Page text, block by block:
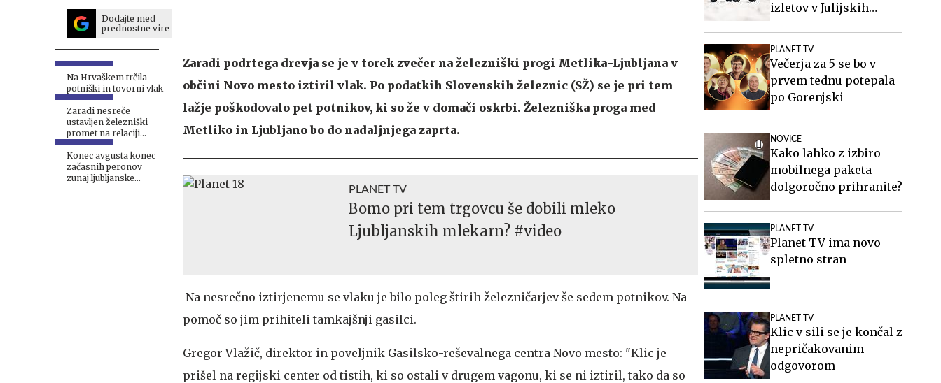
Dodajte med
prednostne vire
Na Hrvaškem trčila
potniški in tovorni vlak
Zaradi nesreče
ustavljen železniški
promet na relaciji
Podbrdo–Nova Gorica
Konec avgusta konec
začasnih peronov
zunaj ljubljanske
Zaradi podrtega drevja se je v torek zvečer na železniški progi Metlika−Ljubljana v
občini Novo mesto iztiril vlak. Po podatkih Slovenskih železnic (SŽ) se je pri tem
lažje poškodovalo pet potnikov, ki so že v domači oskrbi. Železniška proga med
Metliko in Ljubljano bo do nadaljnjega zaprta.
PLANET TV
Bomo pri tem trgovcu še dobili mleko
Ljubljanskih mlekarn? #video
Na nesrečno iztirjenemu se vlaku je bilo poleg štirih železničarjev še sedem potnikov. Na
pomoč so jim prihiteli tamkajšnji gasilci.
Gregor Vlažič, direktor in poveljnik Gasilsko-reševalnega centra Novo mesto: "Klic je
prišel na regijski center od tistih, ki so ostali v drugem vagonu, ki se ni iztiril, tako da so
izletov v Julijskih
PLANET TV
Večerja za 5 se bo v
prvem tednu potepala
po Gorenjski
NOVICE
Kako lahko z izbiro
mobilnega paketa
dolgoročno prihranite?
PLANET TV
Planet TV ima novo
spletno stran
PLANET TV
Klic v sili se je končal z
nepričakovanim
odgovorom